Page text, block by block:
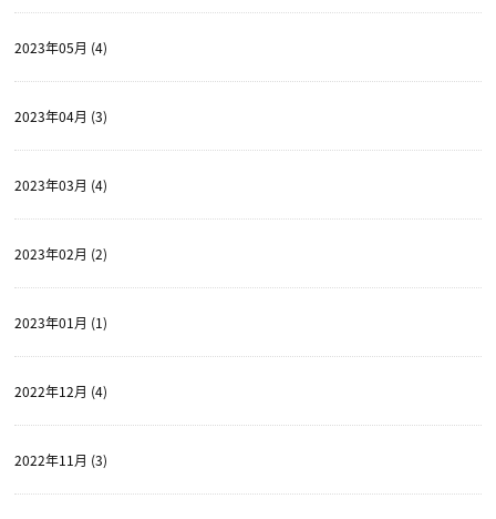
2023年05月 (4)
2023年04月 (3)
2023年03月 (4)
2023年02月 (2)
2023年01月 (1)
2022年12月 (4)
2022年11月 (3)